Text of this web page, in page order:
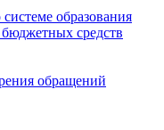
образования
средств
обращений